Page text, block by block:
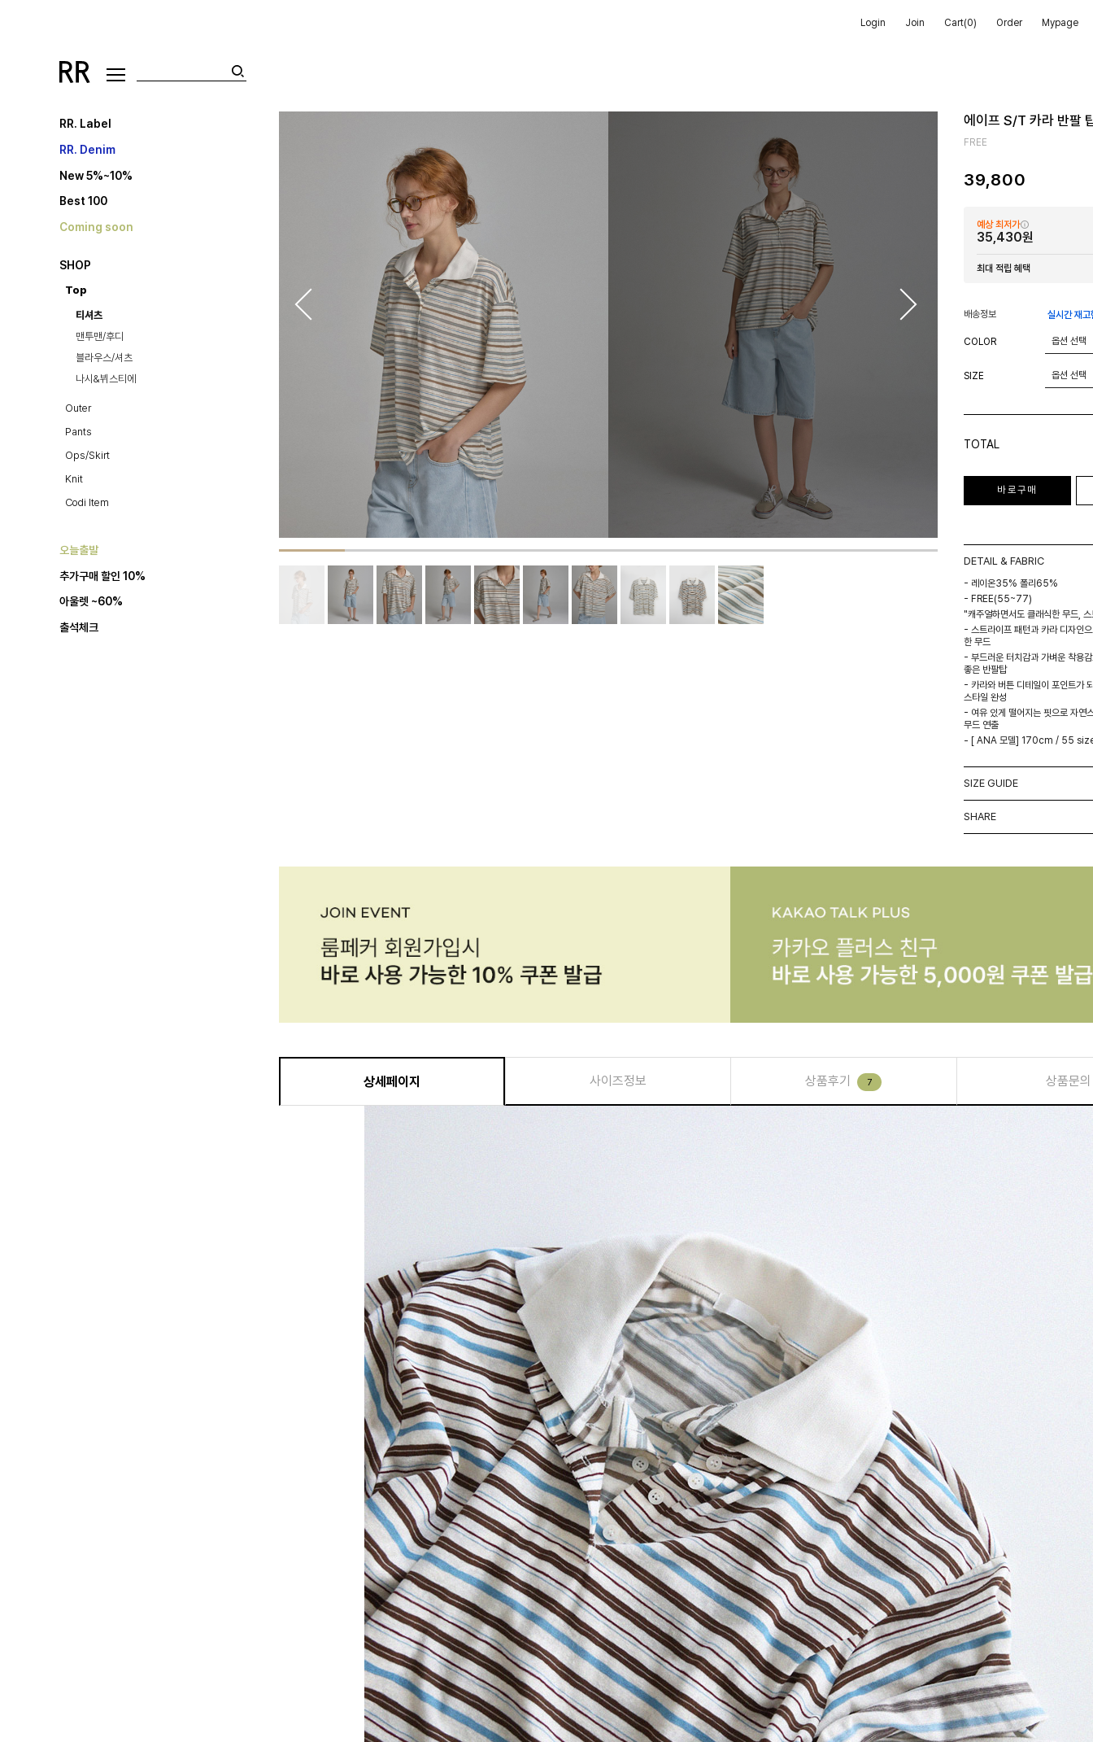
Login Join Cart(0) Order Mypage
RR. Label
RR. Denim
New 5%~10%
Best 100
Coming soon
SHOP
Top
티셔츠
맨투맨/후디
블라우스/셔츠
나시&뷔스티에
Outer
Pants
Ops/Skirt
Knit
Codi Item
오늘출발
추가구매 할인 10%
아울렛 ~60%
출석체크
에이프 S/T 카라 반팔
FREE
39,800
예상 최저가
35,430원
최대 적립 혜택
배송정보 실시간 재고
COLOR
SIZE
TOTAL
바로구매
DETAIL & FABRIC
- 레이온35% 폴리65%
- FREE(55~77)
"캐주얼하면서도 클래식한 무드,
- 스트라이프 패턴과 카라 디자인
한 무드
- 부드러운 터치감과 가벼운 착용
좋은 반팔탑
- 카라와 버튼 디테일이 포인트가
스타일 완성
- 여유 있게 떨어지는 핏으로 자연
무드 연출
- [ ANA 모델] 170cm / 55
SIZE GUIDE
SHARE
상세페이지 사이즈정보 상품후기 7 상품문의